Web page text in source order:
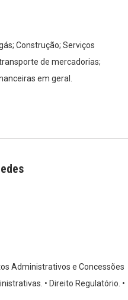
Construção; Serviços
de mercadorias;
em geral.
Administrativos e Concessões
• Direito Regulatório. •